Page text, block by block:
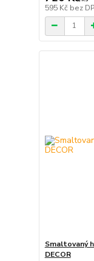
595 Kč bez
Smaltovaný
DECOR